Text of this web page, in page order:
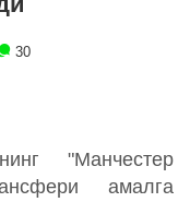
30
"Манчестер
амалга